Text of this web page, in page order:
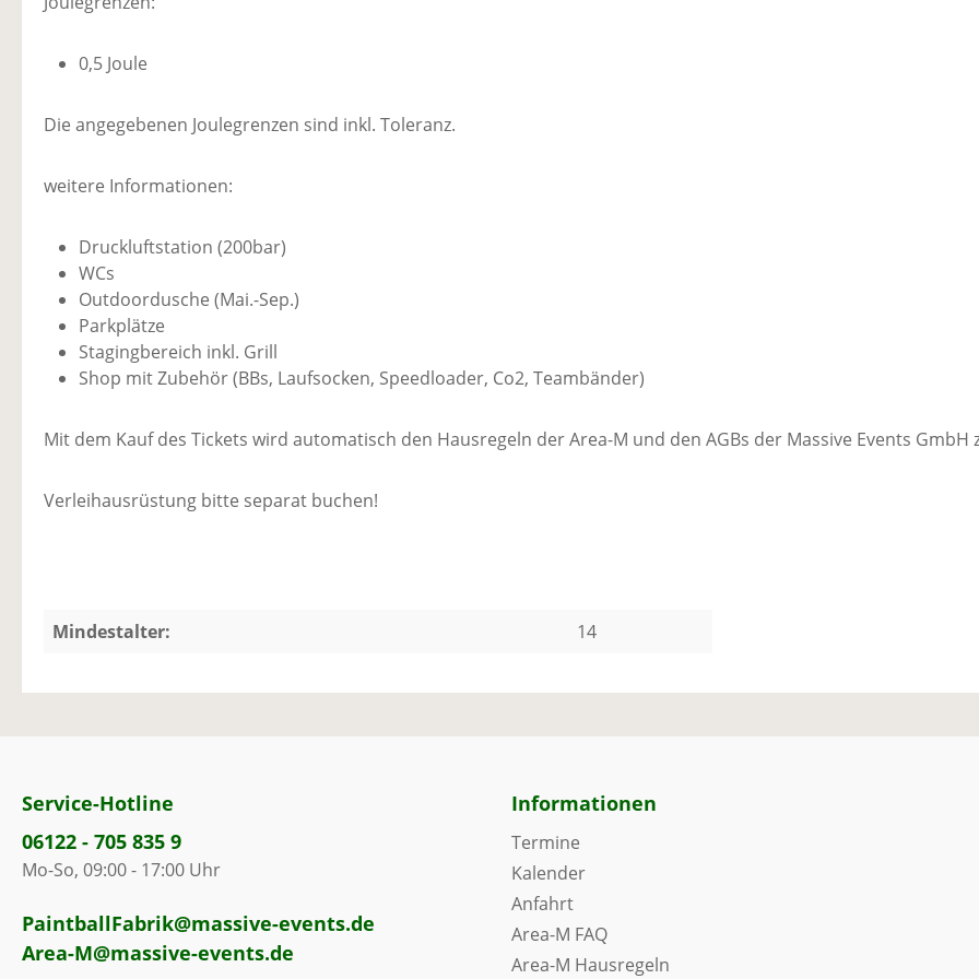
0,5 Joule
Die angegebenen Joulegrenzen sind inkl. Toleranz.
weitere Informationen:
Druckluftstation (200bar)
WCs
Outdoordusche (Mai.-Sep.)
Parkplätze
Stagingbereich inkl. Grill
Shop mit Zubehör (BBs, Laufsocken, Speedloader, Co2, Teambänder)
Mit dem Kauf des Tickets wird automatisch den Hausregeln der Area-M und den AGBs der Massive Events GmbH
Verleihausrüstung bitte separat buchen!
Mindestalter: 14
Service-Hotline
06122 - 705 835 9
Mo-So, 09:00 - 17:00 Uhr
PaintballFabrik@massive-events.de
Area-M@massive-events.de
Informationen
Termine
Kalender
Anfahrt
Area-M FAQ
Area-M Hausregeln